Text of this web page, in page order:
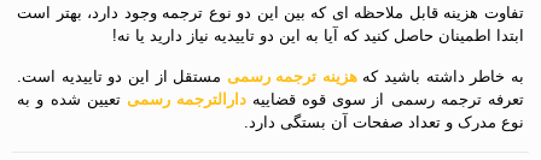
تفاوت هزینه قابل ملاحظه ای که بین این دو نوع ترجمه وجود دارد، بهتر است
ابتدا اطمینان حاصل کنید که آیا به این دو تاییدیه نیاز دارید یا نه!
به خاطر داشته باشید کههزینه ترجمه رسمی مستقل از این دو تاییدیه است.
تعرفه ترجمه رسمی از سوی قوه قضاییهدارالترجمه رسمی تعیین شده و به
نوع مدرک و تعداد صفحات آن بستگی دارد.